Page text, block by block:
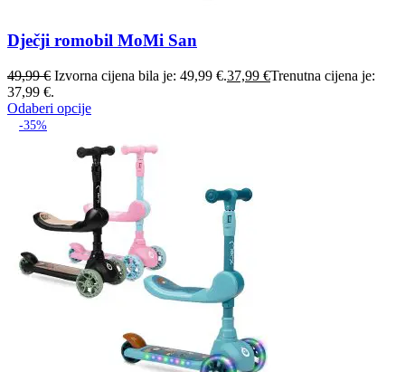
Dječji romobil MoMi San
49,99€ Izvorna cijena bila je: 49,99 €.37,99 €Trenutna cijena je:
37,99 €.
Odaberi opcije
-35%